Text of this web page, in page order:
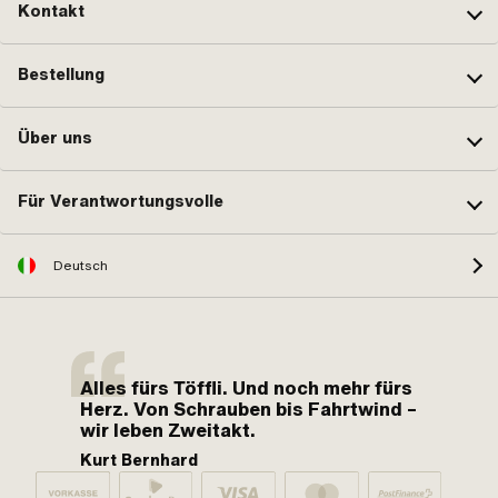
Kontakt
Bestellung
Über uns
Für Verantwortungsvolle
Deutsch
Alles fürs Töffli. Und noch mehr fürs
Herz. Von Schrauben bis Fahrtwind –
wir leben Zweitakt.
Kurt Bernhard